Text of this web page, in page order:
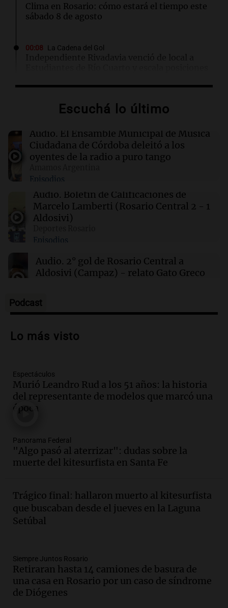
Clima en Rosario: cómo estará el tiempo este
sábado 8 de agosto
00:08 La Cadena del Gol
Independiente Rivadavia venció de local a
Clima
sábado 8 de agosto
00:00 Clima
sábado 8 de agosto
23:54 Mundo
De la Espriella promete impulsar energías
Colombia
Escuchá lo último
Audio. El Ensamble Municipal de Música
Ciudadana de Córdoba deleitó a los
oyentes de la radio a puro tango
Episodios
Audio. Boletín de Calificaciones de
Marcelo Lamberti (Rosario Central 2 - 1
Aldosivi)
Episodios
Audio. 2° gol de Rosario Central a
Aldosivi (Campaz) - relato Gato Greco
Audio.Nuevo desarrollo urbano y casa
en Villa María
Audio.
la Bulaya abrirá sus puertas mañana con
diversas actividades y sorpresas
Panorama Federal
edificios y proyecta una casa del
estudiante con 48 municipios
involucrados
Episodios
Audio.1° gol de Rosario Central a
Aldosivi (Zalazar en contra) - relato
Gato Greco
Audio.Recomendaciones de vino
bonarda para disfrutar el fin de semana
en Mendoza
Panorama Federal
Podcast
Lo más visto
Espectáculos
Murió Leandro Rud a los 51 años: la historia
del representante de modelos que marcó una
época
Panorama Federal
"Algo pasó al aterrizar": dudas sobre la
muerte del kitesurfista en Santa Fe
Trágico final: hallaron muerto al kitesurfista
que buscaban desde el jueves en la Laguna
Setúbal
Siempre Juntos Rosario
Retiraran hasta 14 camiones de basura de
una casa en Rosario por un caso de síndrome
de Diógenes